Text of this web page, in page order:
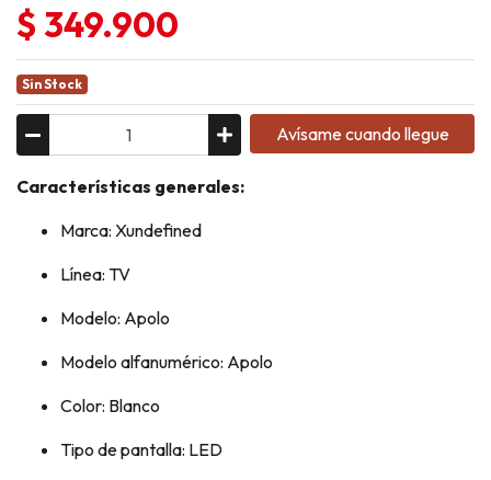
$ 349.900
Sin Stock
Avísame cuando llegue
Características generales:
Marca: Xundefined
Línea: TV
Modelo: Apolo
Modelo alfanumérico: Apolo
Color: Blanco
Tipo de pantalla: LED